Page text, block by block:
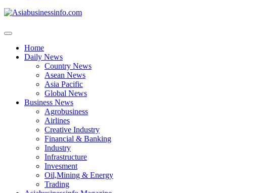
Home
Daily News
Country News
Asean News
Asia Pacific
Global News
Business News
Agrobusiness
Airlines
Creative Industry
Financial & Banking
Industry
Infrastructure
Invesment
Oil,Mining & Energy
Trading